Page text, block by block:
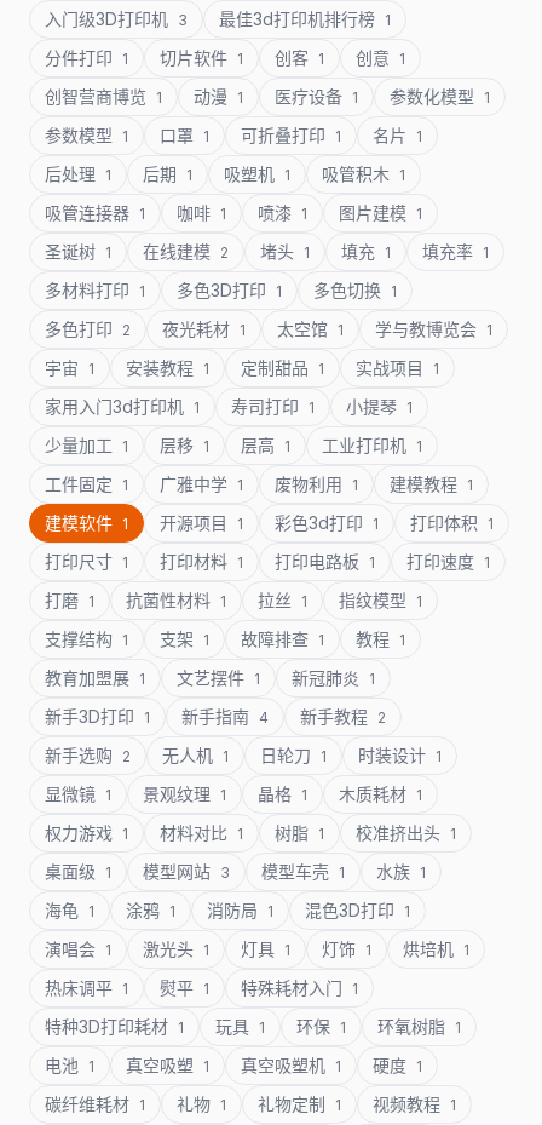
入门级3D打印机 3 最佳3d打印机排行榜 1
分件打印 1 切片软件 1 创客 1 创意 1
创智营商博览 1 动漫 1 医疗设备 1 参数化模型 1
参数模型 1 口罩 1 可折叠打印 1 名片 1
后处理 1 后期 1 吸塑机 1 吸管积木 1
吸管连接器 1 咖啡 1 喷漆 1 图片建模 1
圣诞树 1 在线建模 2 堵头 1 填充 1 填充率 1
多材料打印 1 多色3D打印 1 多色切换 1
多色打印 2 夜光耗材 1 太空馆 1 学与教博览会 1
宇宙 1 安装教程 1 定制甜品 1 实战项目 1
家用入门3d打印机 1 寿司打印 1 小提琴 1
少量加工 1 层移 1 层高 1 工业打印机 1
工件固定 1 广雅中学 1 废物利用 1 建模教程 1
建模软件 1 开源项目 1 彩色3d打印 1 打印体积 1
打印尺寸 1 打印材料 1 打印电路板 1 打印速度 1
打磨 1 抗菌性材料 1 拉丝 1 指纹模型 1
支撑结构 1 支架 1 故障排查 1 教程 1
教育加盟展 1 文艺摆件 1 新冠肺炎 1
新手3D打印 1 新手指南 4 新手教程 2
新手选购 2 无人机 1 日轮刀 1 时装设计 1
显微镜 1 景观纹理 1 晶格 1 木质耗材 1
权力游戏 1 材料对比 1 树脂 1 校准挤出头 1
桌面级 1 模型网站 3 模型车壳 1 水族 1
海龟 1 涂鸦 1 消防局 1 混色3D打印 1
演唱会 1 激光头 1 灯具 1 灯饰 1 烘培机 1
热床调平 1 熨平 1 特殊耗材入门 1
特种3D打印耗材 1 玩具 1 环保 1 环氧树脂 1
电池 1 真空吸塑 1 真空吸塑机 1 硬度 1
碳纤维耗材 1 礼物 1 礼物定制 1 视频教程 1